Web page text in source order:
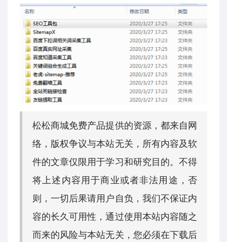
松松商城免费产品提供的资源，都来自网
络，版权争议与本站无关，所有内容及软
件的文章仅限用于学习和研究目的。不得
将上述内容用于商业或者非法用途，否
则，一切后果请用户自负，我们不保证内
容的长久可用性，通过使用本站内容随之
而来的风险与本站无关，您必须在下载后